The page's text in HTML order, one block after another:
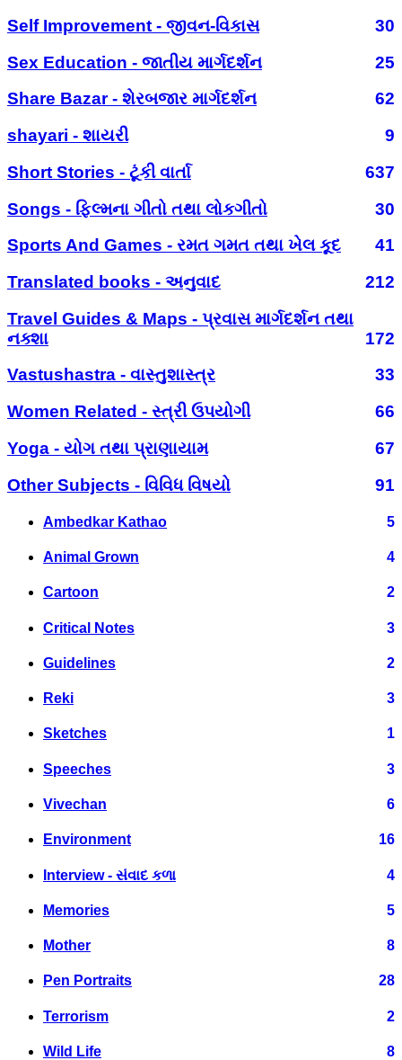
Self Improvement - જીવન-વિકાસ
30
Sex Education - જાતીય માર્ગદર્શન
25
Share Bazar - શેરબજાર માર્ગદર્શન
62
shayari - શાયરી
9
Short Stories - ટૂંકી વાર્તા
637
Songs - ફિલ્મના ગીતો તથા લોકગીતો
30
Sports And Games - રમત ગમત તથા ખેલ કૂદ
41
Translated books - અનુવાદ
212
Travel Guides & Maps - પ્રવાસ માર્ગદર્શન તથા
નક્શા
172
Vastushastra - વાસ્તુશાસ્ત્ર
33
Women Related - સ્ત્રી ઉપયોગી
66
Yoga - યોગ તથા પ્રાણાયામ
67
Other Subjects - વિવિધ વિષયો
91
Ambedkar Kathao 5
Animal Grown 4
Cartoon 2
Critical Notes 3
Guidelines 2
Reki 3
Sketches 1
Speeches 3
Vivechan 6
Environment 16
Interview - સંવાદ કળા 4
Memories 5
Mother 8
Pen Portraits 28
Terrorism 2
Wild Life 8